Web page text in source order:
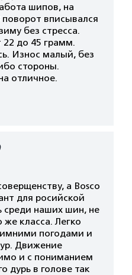
шипов, на
вписывался
без стресса.
22 до 45 грамм.
Износ малый, без
стороны.
отличное.
а Bosco
для росийской
среди наших шин, не
же класса. Легко
погодами и
Движение
и с пониманием
дурь в голове так